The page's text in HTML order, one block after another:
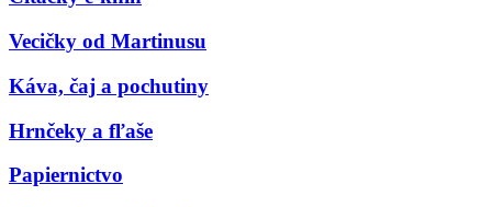
Vecičky od Martinusu
Káva, čaj a pochutiny
Hrnčeky a fľaše
Papiernictvo